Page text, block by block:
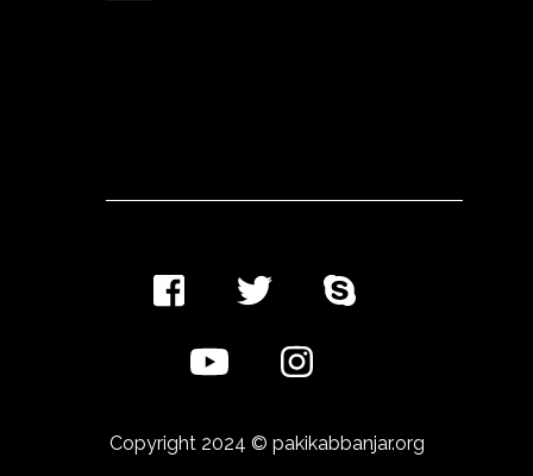
Copyright 2024 © pakikabbanjar.org